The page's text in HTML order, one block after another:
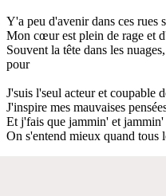
Y'a peu d'avenir dans ces rues
Mon cœur est plein de rage et
Souvent la tête dans les
pour
J'suis l'seul acteur et coupable
J'inspire mes mauvaises
Et j'fais que jammin' et
On s'entend mieux quand tous